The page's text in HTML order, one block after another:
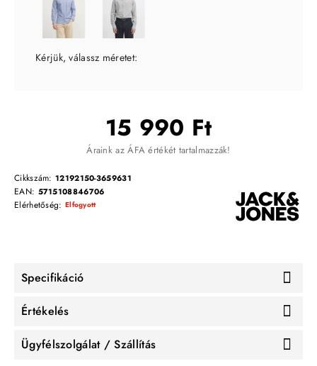
15 990 Ft
Áraink az ÁFA értékét tartalmazzák!
Cikkszám: 12192150-3659631
EAN: 5715108846706
Elérhetőség: Elfogyott
Kérjük, válassz méretet:
Specifikáció
Értékelés
Ügyfélszolgálat / Szállítás